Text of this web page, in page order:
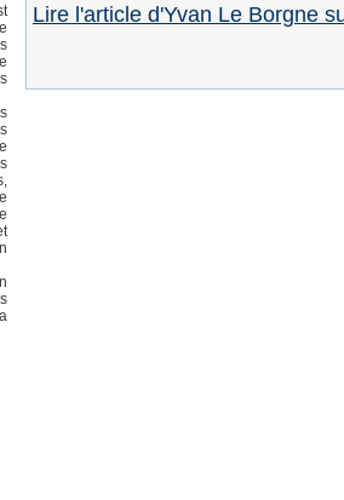
Lire l'article d'Yvan Le Borgne